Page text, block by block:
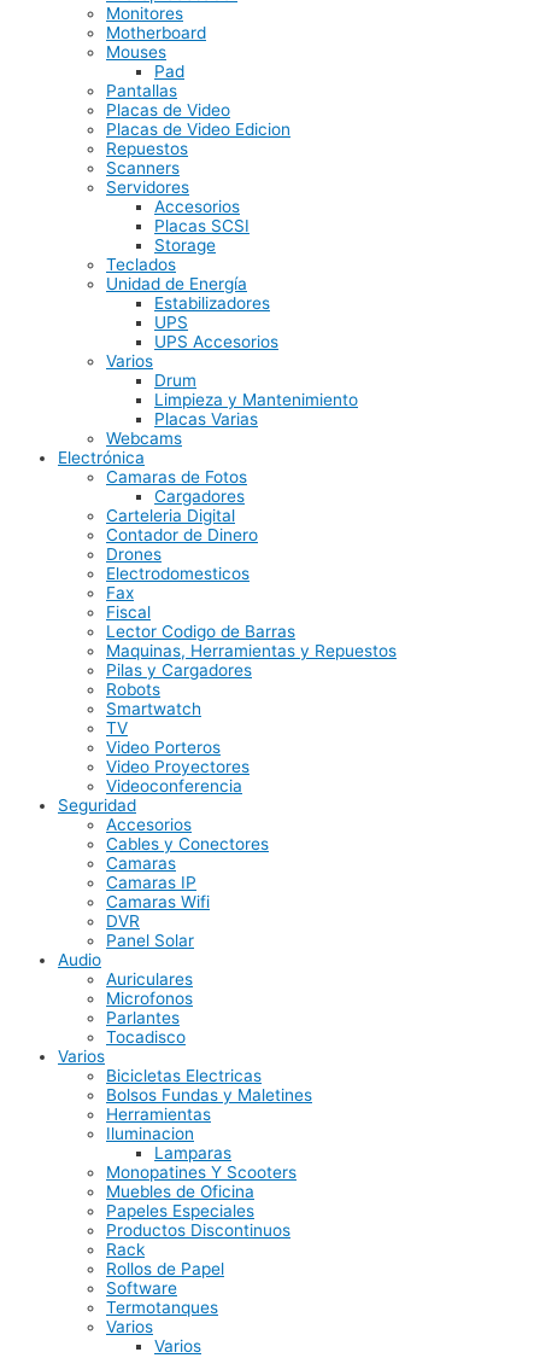
Monitores
Motherboard
Mouses
Pad
Pantallas
Placas de Video
Placas de Video Edicion
Repuestos
Scanners
Servidores
Accesorios
Placas SCSI
Storage
Teclados
Unidad de Energía
Estabilizadores
UPS
UPS Accesorios
Varios
Drum
Limpieza y Mantenimiento
Placas Varias
Webcams
Electrónica
Camaras de Fotos
Cargadores
Carteleria Digital
Contador de Dinero
Drones
Electrodomesticos
Fax
Fiscal
Lector Codigo de Barras
Maquinas, Herramientas y Repuestos
Pilas y Cargadores
Robots
Smartwatch
TV
Video Porteros
Video Proyectores
Videoconferencia
Seguridad
Accesorios
Cables y Conectores
Camaras
Camaras IP
Camaras Wifi
DVR
Panel Solar
Audio
Auriculares
Microfonos
Parlantes
Tocadisco
Varios
Bicicletas Electricas
Bolsos Fundas y Maletines
Herramientas
Iluminacion
Lamparas
Monopatines Y Scooters
Muebles de Oficina
Papeles Especiales
Productos Discontinuos
Rack
Rollos de Papel
Software
Termotanques
Varios
Varios